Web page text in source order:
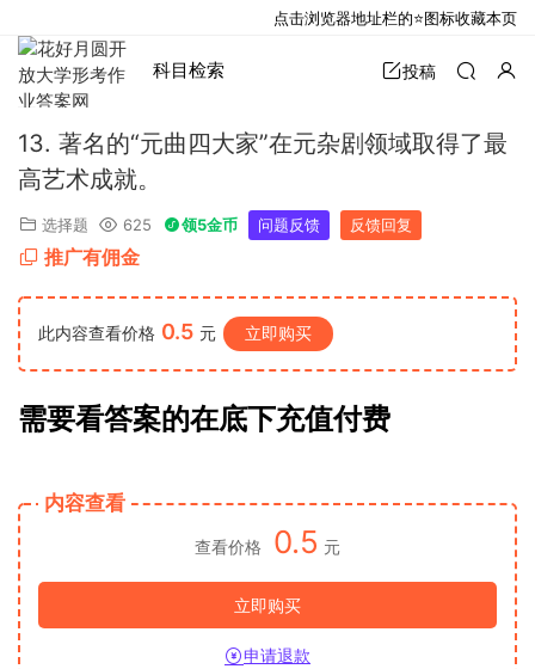
科目检索 投稿
13. 著名的“元曲四大家”在元杂剧领域取得了最
高艺术成就。
选择题 625 领5金币 问题反馈 反馈回复
推广有佣金
此内容查看价格 0.5 元 立即购买
需要看答案的在底下充值付费
内容查看
查看价格 0.5 元
立即购买
申请退款
点击浏览器地址栏的⭐图标收藏本页